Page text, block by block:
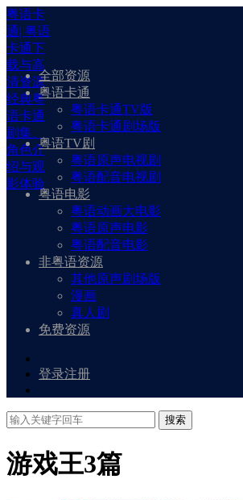
粤语卡
通| 粤语
卡通下
载与高
清资源
经典粤
语卡通
剧集、
角色介
绍与观
影体验
全部资源
粤语卡通
粤语卡通TV版
粤语卡通剧场版
粤语TV剧
粤语原声电视剧
粤语配音电视剧
粤语电影
粤语动画大电影
粤语原声电影
粤语配音电影
非粤语资源
其他原声剧场版
漫画
真人剧
免费资源
登录注册
搜索
游戏王3篇